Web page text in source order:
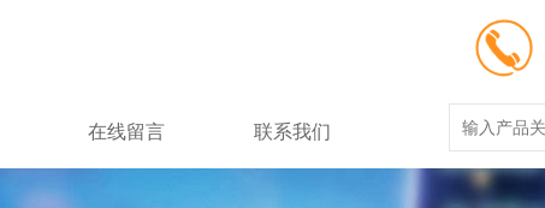
在线留言 联系我们